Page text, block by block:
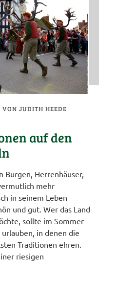
VON JUDITH HEEDE
auf den
Burgen, Herrenhäuser,
mehr
in seinem Leben
und gut. Wer das Land
sollte im Sommer
in denen die
Traditionen ehren.
riesigen